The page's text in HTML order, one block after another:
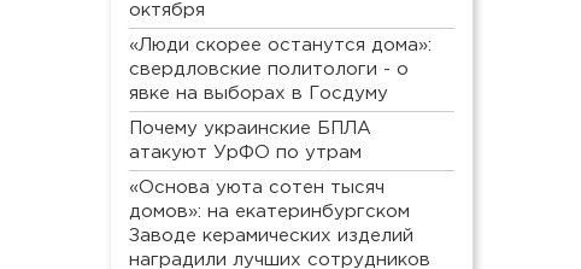
октября
«Люди скорее останутся дома»:
свердловские политологи - о
явке на выборах в Госдуму
Почему украинские БПЛА
атакуют УрФО по утрам
«Основа уюта сотен тысяч
домов»: на екатеринбургском
Заводе керамических изделий
наградили лучших сотрудников